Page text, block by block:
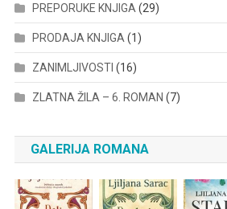
PREPORUKE KNJIGA (29)
PRODAJA KNJIGA (1)
ZANIMLJIVOSTI (16)
ZLATNA ŽILA – 6. ROMAN (7)
GALERIJA ROMANA